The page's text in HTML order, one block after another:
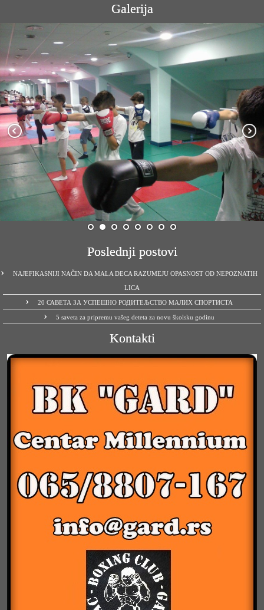
Galerija
Poslednji postovi
NAJEFIKASNIJI NAČIN DA MALA DECA RAZUMEJU OPASNOST OD NEPOZNATIH
LICA
20 САВЕТА ЗА УСПЕШНО РОДИТЕЉСТВО МАЛИХ СПОРТИСТА
5 saveta za pripremu vašeg deteta za novu školsku godinu
Kontakti